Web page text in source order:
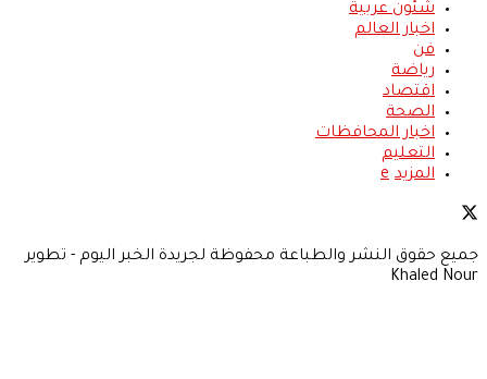
شئون عربية
اخبار العالم
فن
رياضة
اقتصاد
الصحة
اخبار المحافظات
التعليم
المزيد
جميع حقوق النشر والطباعة محفوظة لجريدة الخبر اليوم - تطوير
Khaled Nour